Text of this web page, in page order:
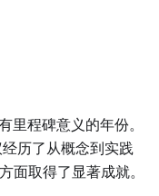
里程碑意义的年份。
历了从概念到实践
面取得了显著成就。